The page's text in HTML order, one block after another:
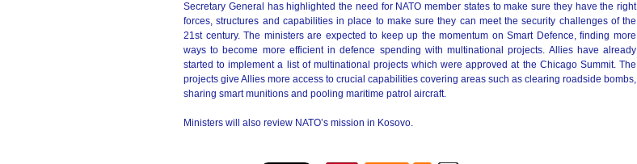
Secretary General has highlighted the need for NATO member states to make sure they have the right
forces, structures and capabilities in place to make sure they can meet the security challenges of the
21st century. The ministers are expected to keep up the momentum on Smart Defence, finding more
ways to become more efficient in defence spending with multinational projects. Allies have already
started to implement a list of multinational projects which were approved at the Chicago Summit. The
projects give Allies more access to crucial capabilities covering areas such as clearing roadside bombs,
sharing smart munitions and pooling maritime patrol aircraft.
Ministers will also review NATO’s mission in Kosovo.